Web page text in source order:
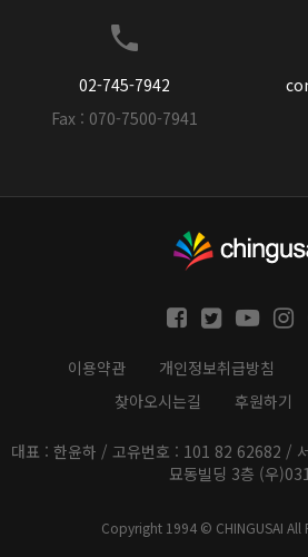
02-745-7942
Fax : 070-7500-7941
이용약관 개인정보취급방침
찾아오시는길
후원하기
대표 : 한윤하 / 고유번호 : 101 82 62682 /
묘동빌딩 3층 (우
Copyright 1994 © CHINGUSAI All